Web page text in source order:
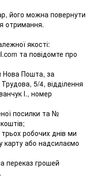
його можна повернути
отримання.
якості:
та повідомте про
Нова Пошта, за
5/4, відділення
І., номер
посилки та №
робочих днів ми
карту або надсилаємо
переказ грошей